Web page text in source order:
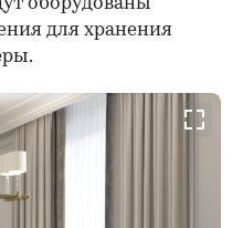
для хранения